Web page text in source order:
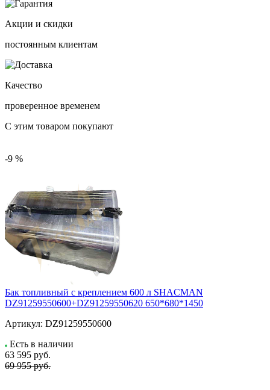
Акции и скидки
постоянным клиентам
Качество
проверенное временем
С этим товаром покупают
-9 %
Бак топливный с креплением 600 л SHACMAN
DZ91259550600+DZ91259550620 650*680*1450
Артикул: DZ91259550600
Есть в наличии
63 595 руб.
69 955 руб.